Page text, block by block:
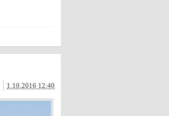
1.10.2016 12:40